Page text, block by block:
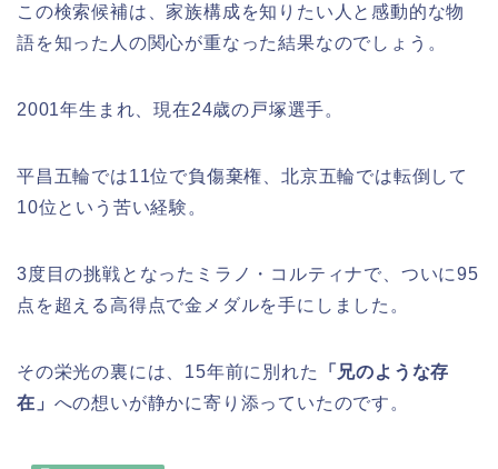
この検索候補は、家族構成を知りたい人と感動的な物
語を知った人の関心が重なった結果なのでしょう。
2001年生まれ、現在24歳の戸塚選手。
平昌五輪では11位で負傷棄権、北京五輪では転倒して
10位という苦い経験。
3度目の挑戦となったミラノ・コルティナで、ついに95
点を超える高得点で金メダルを手にしました。
その栄光の裏には、15年前に別れた
「兄のような存
在」 への想いが静かに寄り添っていたのです。